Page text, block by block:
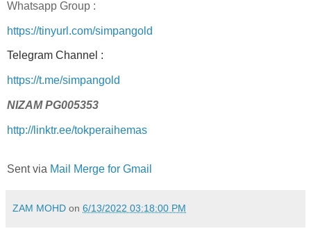
Whatsapp Group :
https://tinyurl.com/simpangold
Telegram Channel :
https://t.me/simpangold
NIZAM PG005353
http://linktr.ee/tokperaihemas
Sent via Mail Merge for Gmail
ZAM MOHD on 6/13/2022 03:18:00 PM